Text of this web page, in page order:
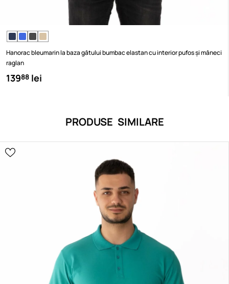
Hanorac bleumarin la baza gâtului bumbac elastan cu interior pufos și mâneci
raglan
13988 lei
PRODUSE SIMILARE